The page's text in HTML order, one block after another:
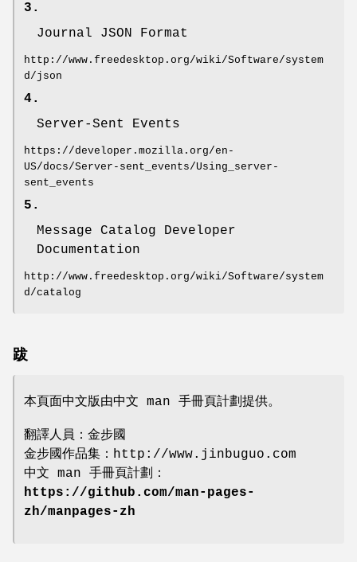
3.
Journal JSON Format
http://www.freedesktop.org/wiki/Software/system
d/json
4.
Server-Sent Events
https://developer.mozilla.org/en-
US/docs/Server-sent_events/Using_server-
sent_events
5.
Message Catalog Developer
Documentation
http://www.freedesktop.org/wiki/Software/system
d/catalog
跋
本頁面中文版由中文 man 手冊頁計劃提供。
翻譯人員：金步國
金步國作品集：http://www.jinbuguo.com
中文 man 手冊頁計劃：
https://github.com/man-pages-
zh/manpages-zh